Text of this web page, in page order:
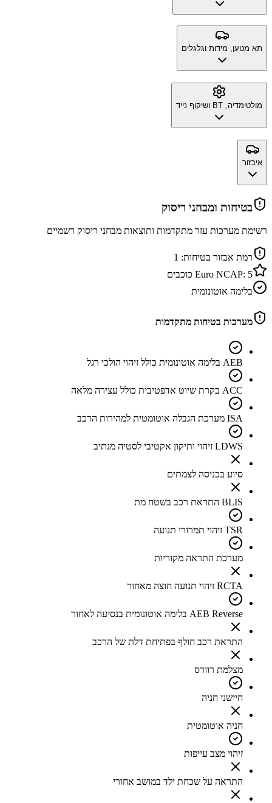
תא מטען, מידות וגלגלים
מולטימדיה, BT ושיקוף נייד
איבזור
בטיחות ומבחני ריסוק
רשימת מערכות עזר מתקדמות ותוצאות מבחני ריסוק רשמיים
רמת אבזור בטיחות: 1
Euro NCAP: 5
כוכבים
בלימה אוטונומית
מערכות בטיחות מתקדמות
AEB בלימה אוטונומית כולל זיהוי הולכי רגל
ACC בקרת שיוט אדפטיבית כולל עצירה מלאה
ISA מערכת הגבלה אוטומטית למהירות הרכב
LDWS זיהוי ותיקון אקטיבי לסטיה מנתיב
סיוע בכניסה לצמתים
BLIS התראת רכב בשטח מת
TSR זיהוי תמרורי תנועה
מערכת התראה מקוריות
RCTA זיהוי תנועה חוצה מאחור
AEB Reverse בלימה אוטונומית בנסיעה לאחור
התראת רכב חולף בפתיחת דלת של הרכב
מצלמת רוורס
חיישני חניה
חניה אוטומטית
זיהוי מצב עייפות
התראה על שכחת ילד במושב אחורי